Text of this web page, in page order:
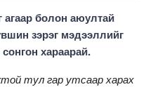
агаар болон аюултай
зэрэг мэдээллийг
хараарай.
тул гар утсаар харах